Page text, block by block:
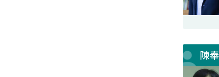
陳